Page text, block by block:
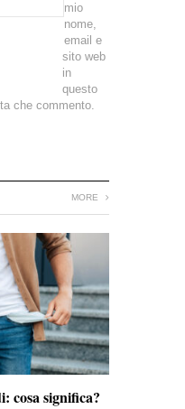
mio
nome,
email e
sito web
in
questo
che commento.
MORE
cosa significa?